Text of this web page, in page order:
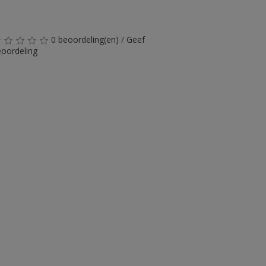
0 beoordeling(en) / Geef